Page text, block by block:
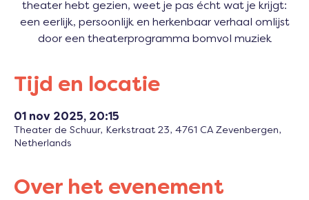
theater hebt gezien, weet je pas écht wat je krijgt:
een eerlijk, persoonlijk en herkenbaar verhaal omlijst
door een theaterprogramma bomvol muziek
Tijd en locatie
01 nov 2025, 20:15
Theater de Schuur, Kerkstraat 23, 4761 CA Zevenbergen,
Netherlands
Over het evenement